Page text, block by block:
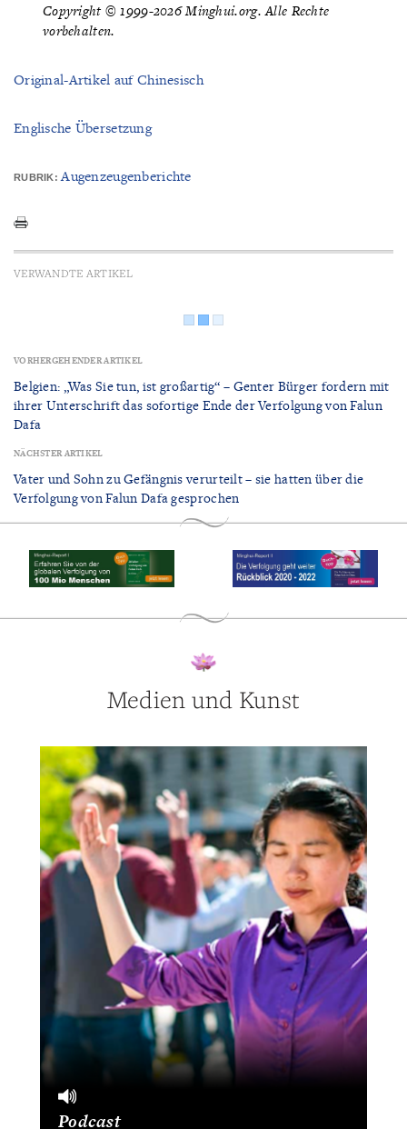
Copyright © 1999-2026 Minghui.org. Alle Rechte
vorbehalten.
Original-Artikel auf Chinesisch
Englische Übersetzung
RUBRIK:Augenzeugenberichte
VERWANDTE ARTIKEL
VORHERGEHENDER ARTIKEL
Belgien: „Was Sie tun, ist großartig“ – Genter Bürger fordern mit
ihrer Unterschrift das sofortige Ende der Verfolgung von Falun
Dafa
NÄCHSTER ARTIKEL
Vater und Sohn zu Gefängnis verurteilt – sie hatten über die
Verfolgung von Falun Dafa gesprochen
Medien und Kunst
Podcast